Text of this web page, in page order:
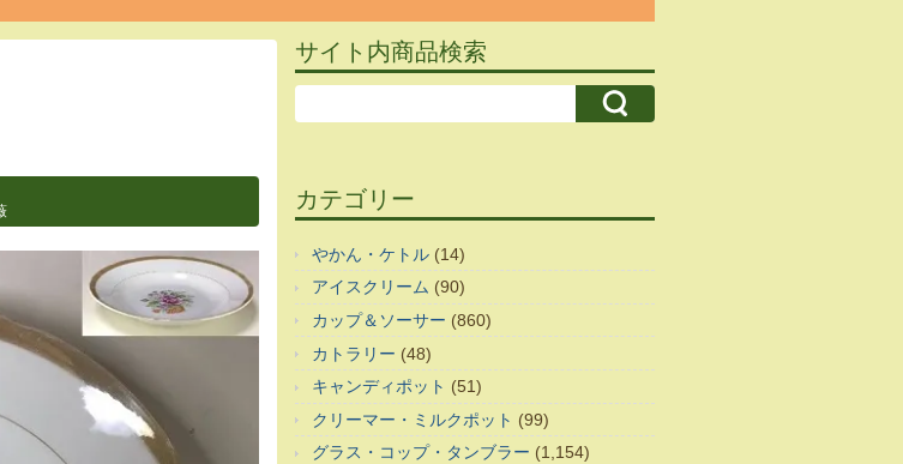
サイト内商品検索
カテゴリー
やかん・ケトル (14)
アイスクリーム (90)
カップ＆ソーサー (860)
カトラリー (48)
キャンディポット (51)
クリーマー・ミルクポット (99)
グラス・コップ・タンブラー (1,154)